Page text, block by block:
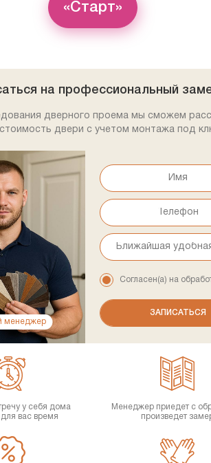
«Старт»
на профессиональный
дверного проема мы сможем
двери с учетом монтажа под
менеджер
Согласен(а) на
у себя дома
вас время
Менеджер приедет с
произведет